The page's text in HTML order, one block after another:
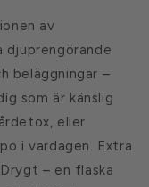
av
djuprengörande
beläggningar –
som är känslig
eller
i vardagen. Extra
– en flaska